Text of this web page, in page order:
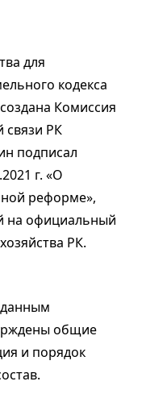
для
кодекса
Комиссия
связи РК
подписал
г. «О
реформе»,
на официальный
РК.
общие
и порядок